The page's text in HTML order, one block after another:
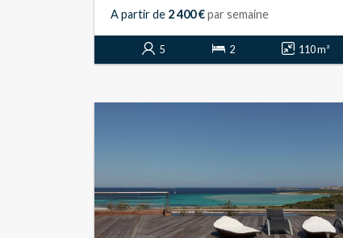
A partir de 2 400 €par semaine
5 2 110 m²